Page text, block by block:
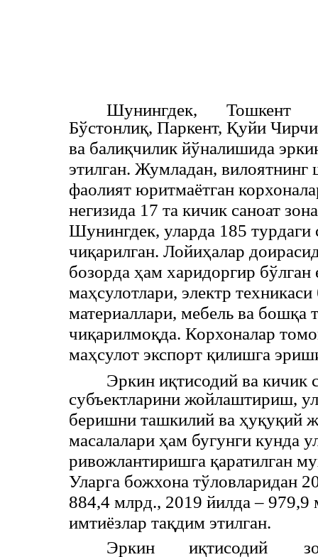
Шунингдек,
Тошкент
Бўстонлиқ, Паркент, Қуйи
ва балиқчилик йўналишида
этилган. Жумладан, вилоятнинг
фаолият юритмаётган
негизида 17 та кичик саноат
Шунингдек, уларда 185 турдаги
чиқарилган. Лойиҳалар
бозорда ҳам харидоргир бўлган
маҳсулотлари, электр
материаллари, мебель ва бошқа
чиқарилмоқда. Корхоналар
маҳсулот экспорт қилишга
Эркин иқтисодий ва кичик
субъектларини жойлаштириш,
беришни ташкилий ва ҳуқуқий
масалалари ҳам бугунги кунда
ривожлантиришга қаратилган
Уларга божхона тўловларидан
884,4 млрд., 2019 йилда –
имтиёзлар тақдим этилган.
Эркин
иқтисодий